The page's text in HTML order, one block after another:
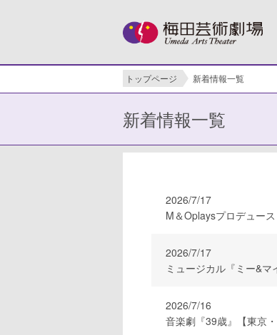
トップページ 新着情報一覧
新着情報一覧
2026/7/17
M＆Oplaysプロデュー
2026/7/17
ミュージカル『ミー&マ
2026/7/16
音楽劇『39歳』【東京